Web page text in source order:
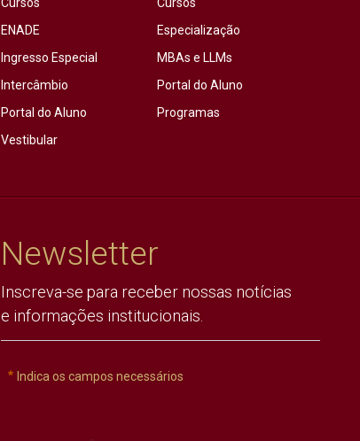
ENADE
Ingresso Especial
Intercâmbio
Portal do Aluno
Vestibular
Especialização
MBAs e LLMs
Portal do Aluno
Programas
Newsletter
Inscreva-se para receber nossas notícias
e informações institucionais.
Indica os campos necessários